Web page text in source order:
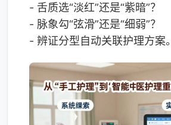
- 舌质选“淡红”还是“紫暗”？
- 脉象勾“弦滑”还是“细弱”？
- 辨证分型自动关联护理方案。